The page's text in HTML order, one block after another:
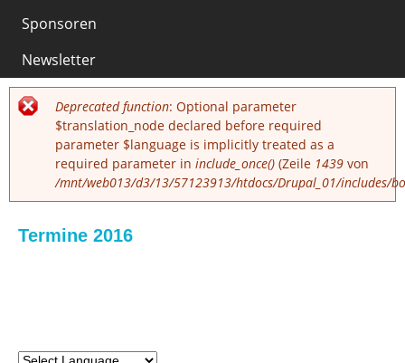
Sponsoren
Newsletter
Fehlermeldung
Deprecated function: Optional parameter
$translation_node declared before required
parameter $language is implicitly treated as a
required parameter in include_once() (Zeile 1439 von
/mnt/web013/d3/13/57123913/htdocs/Drupal_01/includes/
Termine 2016